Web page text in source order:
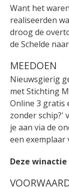
Want het
realiseerden
droog de
de Schelde
MEEDOEN
Nieuwsgierig
met Stichting
Online 3 gratis
zonder schip?'
je aan via de
een exemplaar
Deze